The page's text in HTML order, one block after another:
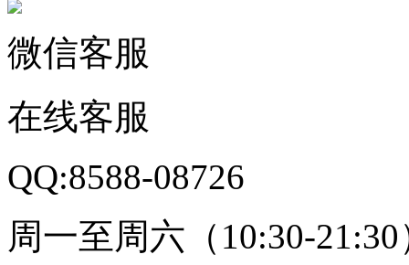
微信客服
在线客服
QQ:8588-08726
周一至周六（10:30-21:30